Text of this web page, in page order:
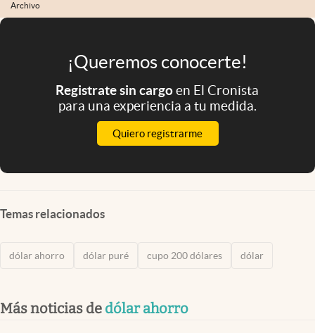
Archivo
¡Queremos conocerte!
Registrate sin cargoen El Cronista
para una experiencia a tu medida.
Quiero registrarme
Temas relacionados
dólar ahorro dólar puré cupo 200 dólares dólar
Más noticias de dólar ahorro